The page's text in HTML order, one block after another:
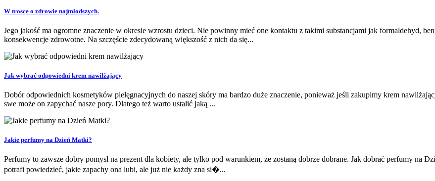
W trosce o zdrowie najmłodszych.
Jego jakość ma ogromne znaczenie w okresie wzrostu dzieci. Nie powinny mieć one kontaktu z takimi substancjami jak formaldehyd,
konsekwencje zdrowotne. Na szczęście zdecydowaną większość z nich da się...
Jak wybrać odpowiedni krem nawilżający
Dobór odpowiednich kosmetyków pielęgnacyjnych do naszej skóry ma bardzo duże znaczenie, ponieważ jeśli zakupimy krem
swe może on zapychać nasze pory. Dlatego też warto ustalić jaką ...
Jakie perfumy na Dzień Matki?
Perfumy to zawsze dobry pomysł na prezent dla kobiety, ale tylko pod warunkiem, że zostaną dobrze dobrane. Jak dobrać perfumy na
potrafi powiedzieć, jakie zapachy ona lubi, ale już nie każdy zna si�...